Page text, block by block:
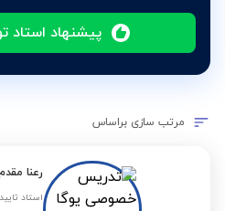
پیشنهاد استاد
مرتب سازی براساس
رعنا
استاد